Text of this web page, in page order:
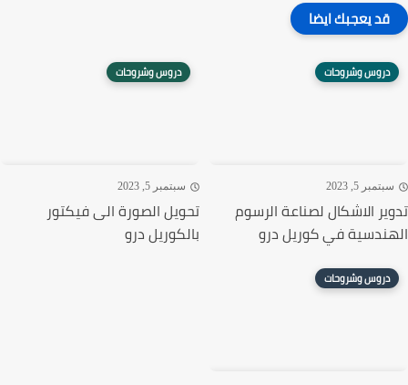
قد يعجبك ايضا
دروس وشروحات
5, 2023
الاشكال لصناعة الرسوم
في كوريل درو
دروس وشروحات
سبتمبر 5, 2023
تحويل الصورة الى فيكتور
بالكوريل درو
دروس وشروحات